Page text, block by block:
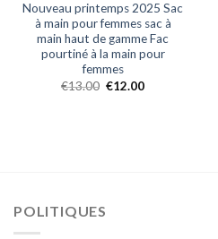
Nouveau printemps 2025 Sac
à main pour femmes sac à
main haut de gamme Fac
pourtiné à la main pour
femmes
€13.00 €12.00
POLITIQUES